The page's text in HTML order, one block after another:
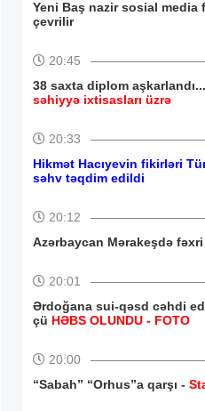
Yeni Baş nazir sosial media
çevrilir
20:45
38 saxta diplom
səhiyyə ixtisasları üzrə
20:33
Hikmət Hacıyevin fikirləri
səhv təqdim edildi
20:12
Azərbaycan Mərakeşdə
20:01
Ərdoğana sui-qəsd cəhdi
çü HƏBS OLUNDU - FOTO
20:00
“Sabah” “Orhus”a qarşı -